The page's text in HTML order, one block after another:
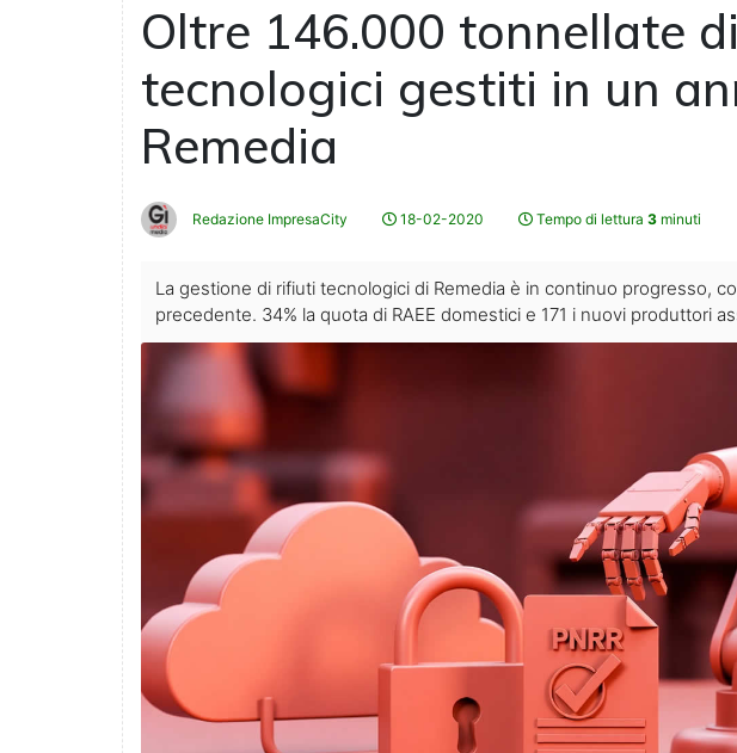
Oltre 146.000 tonnellate
tecnologici gestiti in un
Remedia
Redazione ImpresaCity 18-02-2020 Tempo di lettura 3 minuti
La gestione di rifiuti tecnologici di Remedia è in continuo progresso,
precedente. 34% la quota di RAEE domestici e 171 i nuovi produttori